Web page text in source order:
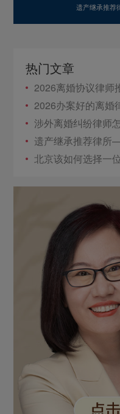
遗产继承推荐
热门文章
2026离婚协议律师
2026办案好的离
涉外离婚纠纷律师
遗产继承推荐律所
北京该如何选择一